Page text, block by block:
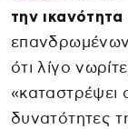
την
ότι λίγο
«καταστρέψει
δυνατότητες